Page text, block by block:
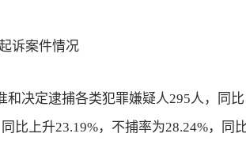
诉案件情况
决定逮捕各类犯罪嫌疑人295人，同
比上升23.19%，不捕率为28.24%，同